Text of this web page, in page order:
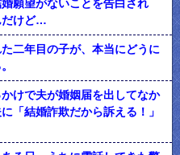
願望がないことを告白され
だけど…
二年目の子が、本当にどうに
けで夫が婚姻届を出してなか
「結婚詐欺だから訴える！」